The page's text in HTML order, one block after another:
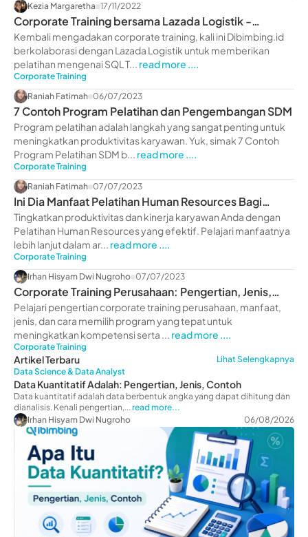
Kezia Margaretha 17/11/2022
Corporate Training bersama Lazada Logistik -
dibimbing.id
Kembali mengadakan corporate training, kali ini Dibimbing.id
berkolaborasi dengan Lazada Logistik untuk memberikan
pelatihan mengenai SQL T... read more ....
Corporate Training
Raniah Fatimah 06/07/2023
7 Contoh Program Pelatihan dan Pengembangan SDM
Program pelatihan adalah langkah yang sangat penting untuk
meningkatkan produktivitas karyawan. Yuk, simak 7 Contoh
Program Pelatihan SDM b... read more ....
Corporate Training
Raniah Fatimah 07/07/2023
Ini Dia Manfaat Pelatihan Human Resources Bagi
Perusahaan
Tingkatkan produktivitas dan kinerja karyawan Anda dengan
Pelatihan Human Resources yang efektif. Pelajari manfaatnya
lebih lanjut dalam ar... read more ....
Corporate Training
Irhan Hisyam Dwi Nugroho 07/07/2023
Corporate Training Perusahaan: Pengertian, Jenis,
Manfaat
Pelajari pengertian corporate training perusahaan, manfaat,
jenis, dan cara memilih program yang tepat untuk
meningkatkan kompetensi serta ... read more ....
Corporate Training
Artikel Terbaru
Lihat Selengkapnya
Data Science & Data Analyst
Data Kuantitatif Adalah: Pengertian, Jenis, Contoh
Data kuantitatif adalah data berbentuk angka yang dapat dihitung dan
dianalisis. Kenali pengertian,...read more...
Irhan Hisyam Dwi Nugroho
06/08/2026